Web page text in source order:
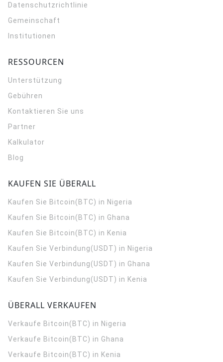
Datenschutzrichtlinie
Gemeinschaft
Institutionen
RESSOURCEN
Unterstützung
Gebühren
Kontaktieren Sie uns
Partner
Kalkulator
Blog
KAUFEN SIE ÜBERALL
Kaufen Sie Bitcoin(BTC) in Nigeria
Kaufen Sie Bitcoin(BTC) in Ghana
Kaufen Sie Bitcoin(BTC) in Kenia
Kaufen Sie Verbindung(USDT) in Nigeria
Kaufen Sie Verbindung(USDT) in Ghana
Kaufen Sie Verbindung(USDT) in Kenia
ÜBERALL VERKAUFEN
Verkaufe Bitcoin(BTC) in Nigeria
Verkaufe Bitcoin(BTC) in Ghana
Verkaufe Bitcoin(BTC) in Kenia